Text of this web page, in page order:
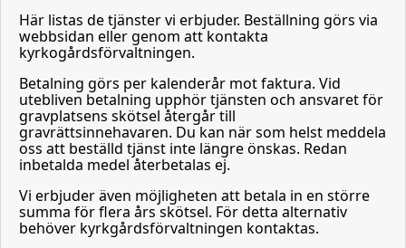
Här listas de tjänster vi erbjuder. Beställning görs via
webbsidan eller genom att kontakta
kyrkogårdsförvaltningen.
Betalning görs per kalenderår mot faktura. Vid
utebliven betalning upphör tjänsten och ansvaret för
gravplatsens skötsel återgår till
gravrättsinnehavaren. Du kan när som helst meddela
oss att beställd tjänst inte längre önskas. Redan
inbetalda medel återbetalas ej.
Vi erbjuder även möjligheten att betala in en större
summa för flera års skötsel. För detta alternativ
behöver kyrkgårdsförvaltningen kontaktas.